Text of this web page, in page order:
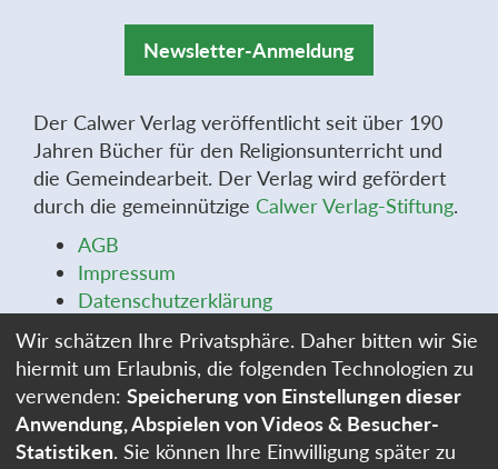
Newsletter-Anmeldung
Der Calwer Verlag veröffentlicht seit über 190
Jahren Bücher für den Religionsunterricht und
die Gemeindearbeit. Der Verlag wird gefördert
durch die gemeinnützige Calwer Verlag-Stiftung.
AGB
Impressum
Datenschutzerklärung
Widerrufsbelehrung
Widerrufsformular
Stellenangebote
Cookie-Einstellungen
Wir schätzen Ihre Privatsphäre. Daher bitten wir Sie
hiermit um Erlaubnis, die folgenden Technologien zu
verwenden: Speicherung von Einstellungen dieser
Anwendung, Abspielen von Videos & Besucher-
Statistiken. Sie können Ihre Einwilligung später zu